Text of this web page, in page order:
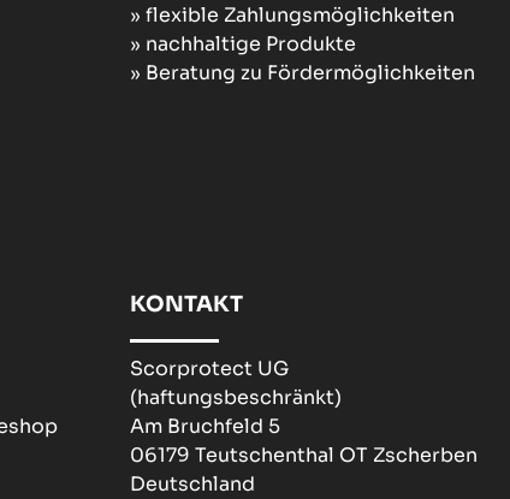
» flexible Zahlungsmöglichkeiten
» nachhaltige Produkte
» Beratung zu Fördermöglichkeiten
KONTAKT
Scorprotect UG
(haftungsbeschränkt)
Am Bruchfeld 5
06179 Teutschenthal OT Zscherben
Deutschland